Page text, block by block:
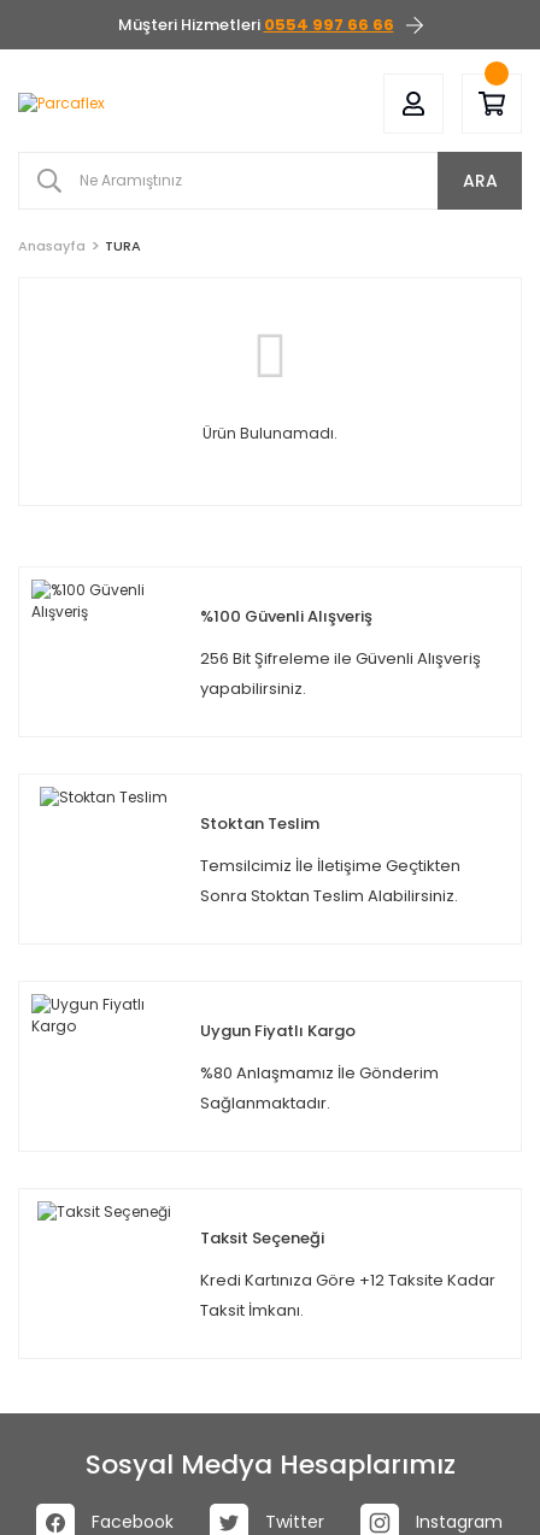
Müşteri Hizmetleri 0554 997 66 66
ARA
Anasayfa TURA
Ürün Bulunamadı.
%100 Güvenli Alışveriş
256 Bit Şifreleme ile Güvenli Alışveriş
yapabilirsiniz.
Stoktan Teslim
Temsilcimiz İle İletişime Geçtikten
Sonra Stoktan Teslim Alabilirsiniz.
Uygun Fiyatlı Kargo
%80 Anlaşmamız İle Gönderim
Sağlanmaktadır.
Taksit Seçeneği
Kredi Kartınıza Göre +12 Taksite Kadar
Taksit İmkanı.
Sosyal Medya Hesaplarımız
Facebook Twitter Instagram